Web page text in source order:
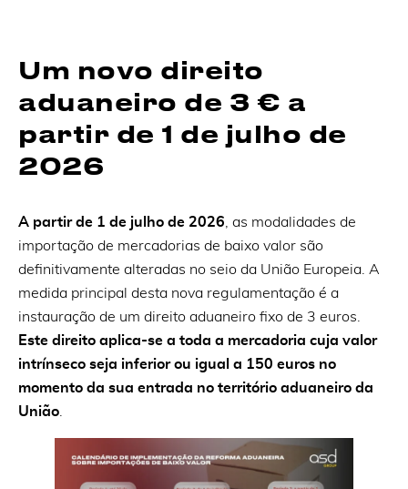
Um novo direito
aduaneiro de 3 € a
partir de 1 de julho de
2026
A partir de 1 de julho de 2026 , as modalidades de
importação de mercadorias de baixo valor são
definitivamente alteradas no seio da União Europeia. A
medida principal desta nova regulamentação é a
instauração de um direito aduaneiro fixo de 3 euros.
Este direito aplica-se a toda a mercadoria cuja valor
intrínseco seja inferior ou igual a 150 euros no
momento da sua entrada no território aduaneiro da
União